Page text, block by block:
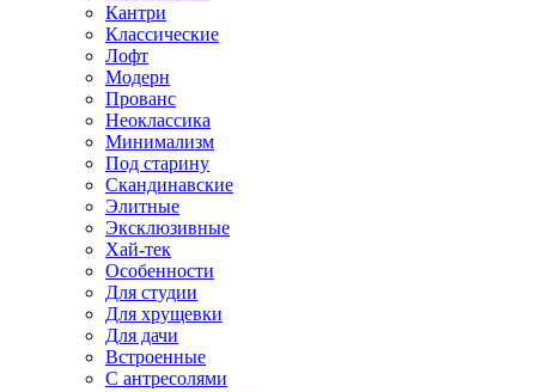
Кантри
Классические
Лофт
Модерн
Прованс
Неоклассика
Минимализм
Под старину
Скандинавские
Элитные
Эксклюзивные
Хай-тек
Особенности
Для студии
Для хрущевки
Для дачи
Встроенные
С антресолями